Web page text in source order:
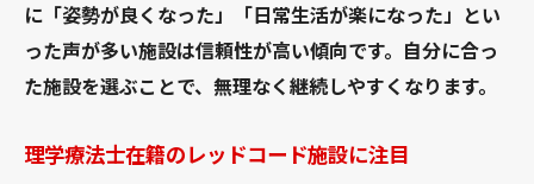
に「姿勢が良くなった」「日常生活が楽になった」とい
った声が多い施設は信頼性が高い傾向です。自分に合っ
た施設を選ぶことで、無理なく継続しやすくなります。
理学療法士在籍のレッドコード施設に注目